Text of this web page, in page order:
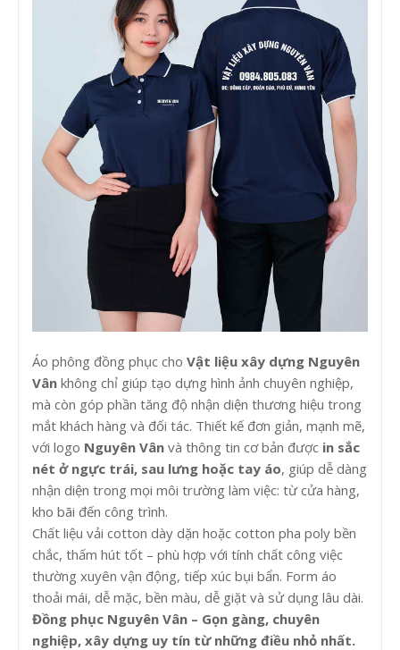
Áo phông đồng phục cho Vật liệu xây dựng Nguyên
Vân không chỉ giúp tạo dựng hình ảnh chuyên nghiệp,
mà còn góp phần tăng độ nhận diện thương hiệu trong
mắt khách hàng và đối tác. Thiết kế đơn giản, mạnh mẽ,
với logo Nguyên Vân và thông tin cơ bản được in sắc
nét ở ngực trái, sau lưng hoặc tay áo, giúp dễ dàng
nhận diện trong mọi môi trường làm việc: từ cửa hàng,
kho bãi đến công trình.
Chất liệu vải cotton dày dặn hoặc cotton pha poly bền
chắc, thấm hút tốt – phù hợp với tính chất công việc
thường xuyên vận động, tiếp xúc bụi bẩn. Form áo
thoải mái, dễ mặc, bền màu, dễ giặt và sử dụng lâu dài.
Đồng phục Nguyên Vân – Gọn gàng, chuyên
nghiệp, xây dựng uy tín từ những điều nhỏ nhất.